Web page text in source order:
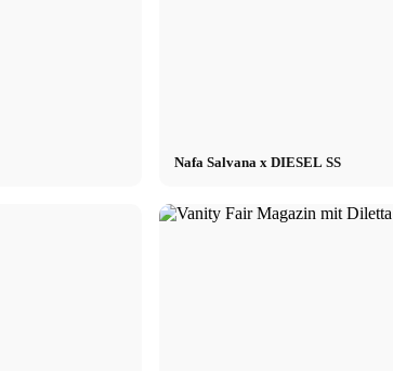
Nafa Salvana x DIESEL SS